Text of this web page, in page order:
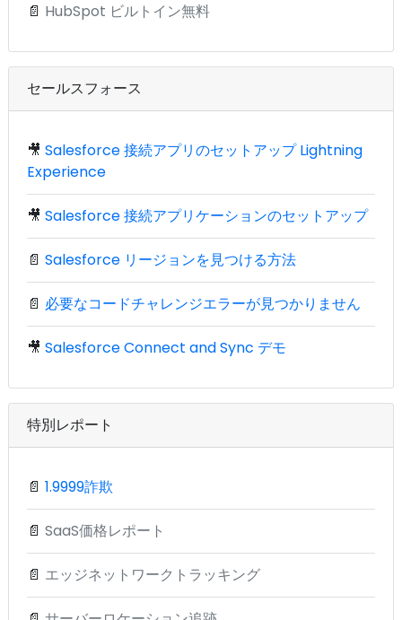
📄 HubSpot ビルトイン無料
セールスフォース
🎥 Salesforce 接続アプリのセットアップ Lightning
Experience
🎥 Salesforce 接続アプリケーションのセットアップ
📄 Salesforce リージョンを見つける方法
📄 必要なコードチャレンジエラーが見つかりません
🎥 Salesforce Connect and Sync デモ
特別レポート
📄 1.9999詐欺
📄 SaaS価格レポート
📄 エッジネットワークトラッキング